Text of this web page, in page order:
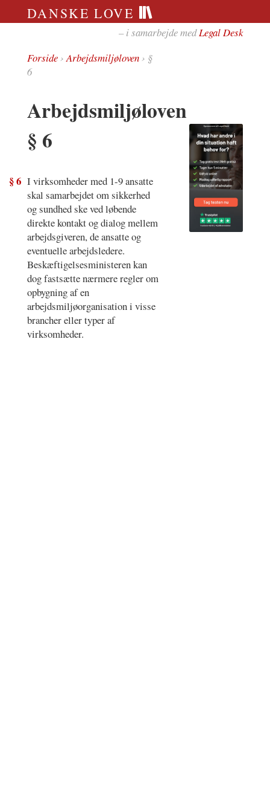
DANSKE LOVE
– i samarbejde medLegal Desk
Forside›Arbejdsmiljøloven› §
6
Arbejdsmiljøloven
§ 6
§ 6 I virksomheder med 1-9 ansatte
skal samarbejdet om sikkerhed
og sundhed ske ved løbende
direkte kontakt og dialog mellem
arbejdsgiveren, de ansatte og
eventuelle arbejdsledere.
Beskæftigelsesministeren kan
dog fastsætte nærmere regler om
opbygning af en
arbejdsmiljøorganisation i visse
brancher eller typer af
virksomheder.